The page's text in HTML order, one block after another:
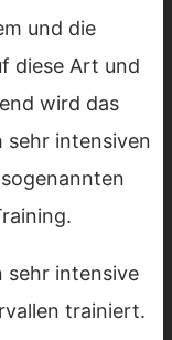
und die
diese Art und
wird das
sehr intensiven
sehr intensive
trainiert.